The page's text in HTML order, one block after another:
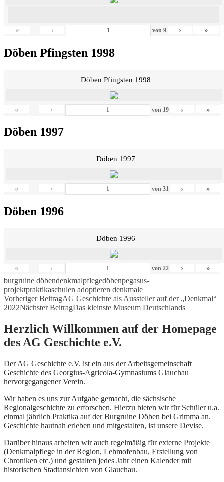
« ‹ von9 › »
Döben Pfingsten 1998
Döben Pfingsten 1998
« ‹ von 19 › »
Döben 1997
Döben 1997
« ‹ von 31 › »
Döben 1996
Döben 1996
« ‹ von 22 › »
burgruine döbendenkmalpflegedöbenpegasus-
projektpraktikaschulen adoptieren denkmale
Beitragsnavigation
Vorheriger BeitragAG Geschichte als Aussteller auf der „Denkmal“
2022Nächster BeitragDas kleinste Museum Deutschlands
Herzlich Willkommen auf der Homepage
des AG Geschichte e.V.
Der AG Geschichte e.V. ist ein aus der Arbeitsgemeinschaft
Geschichte des Georgius-Agricola-Gymnasiums Glauchau
hervorgegangener Verein.
Wir haben es uns zur Aufgabe gemacht, die sächsische
Regionalgeschichte zu erforschen. Hierzu bieten wir für Schüler u.a.
einmal jährlich Praktika auf der Burgruine Döben bei Grimma an.
Geschichte hautnah erleben und mitgestalten, ist unsere Devise.
Darüber hinaus arbeiten wir auch regelmäßig für externe Projekte
(Denkmalpflege in der Region, Lehmofenbau, Erstellung von
Chroniken etc.) und gestalten jedes Jahr einen Kalender mit
historischen Stadtansichten von Glauchau.